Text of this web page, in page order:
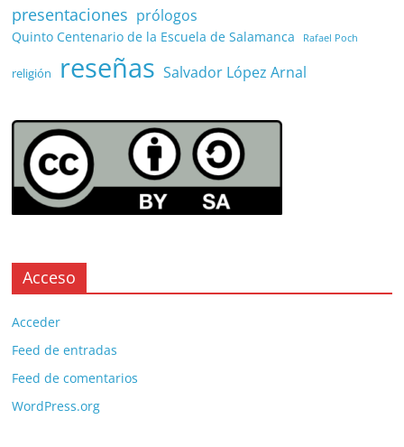
presentaciones prólogos
Quinto Centenario de la Escuela de Salamanca Rafael Poch
religión reseñas Salvador López Arnal
Acceso
Acceder
Feed de entradas
Feed de comentarios
WordPress.org